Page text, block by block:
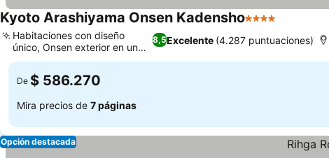
Kyoto Arashiyama Onsen Kadensho4 Estrellas
8,5Excelente (4.287 puntuaciones)
Habitaciones con diseño
único, Onsen exterior en un
jardín
De $ 586.270
Mira precios de 7 páginas
Opción destacada